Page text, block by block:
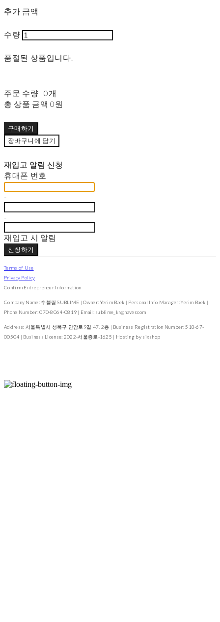
추가 금액
수량
품절된 상품입니다.
주문 수량 0개
총 상품 금액 0원
구매하기
장바구니에 담기
재입고 알림 신청
휴대폰 번호
-
-
재입고 시 알림
신청하기
Terms of Use
Privacy Policy
Confirm Entrepreneur Information
Company Name: 수블림 SUBLIME | Owner: Yerim Baek | Personal Info Manager: Yerim Baek |
Phone Number: 070-8064-0819 | Email: sublime_kr@naver.com
Address: 서울특별시 성북구 안암로9길 47, 2층 | Business Registration Number: 518-67-
00504 | Business License: 2022-서울종로-1625 | Hosting by sixshop